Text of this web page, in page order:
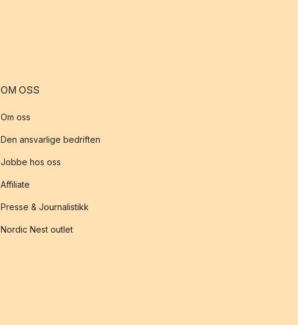
OM OSS
Om oss
Den ansvarlige bedriften
Jobbe hos oss
Affiliate
Presse & Journalistikk
Nordic Nest outlet